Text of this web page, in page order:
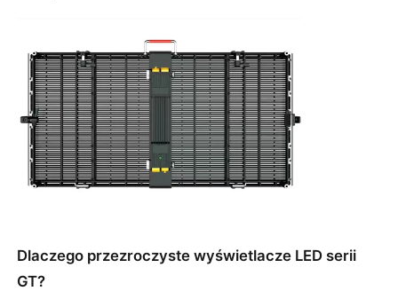
Skontaktuj się z nami
Nowości
Sprawy
Poproś o wycenę
Dlaczego przezroczyste wyświetlacze LED serii
GT?